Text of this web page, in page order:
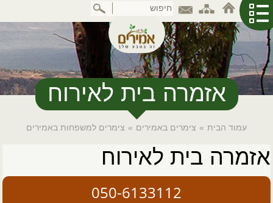
לתוכן
המרכזי
אזמרה בית לאירוח
עמוד הבית » צימרים באמירים » צימרים למשפחות באמירים
אזמרה בית לאירוח
050-6133112